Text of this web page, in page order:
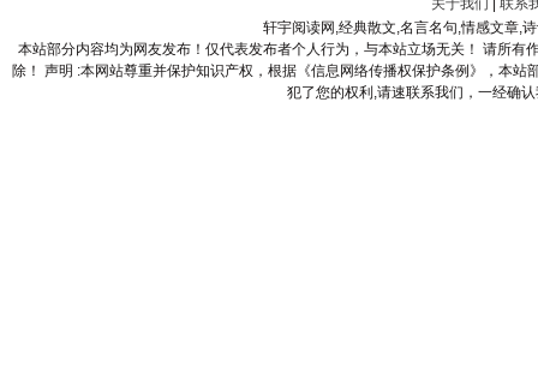
关于我们
联系
轩宇阅读网,经典散文,名言名句,情感文章,
本站部分内容均为网友发布！仅代表发布者个人行为，与本站立场无关！ 请所
除！ 声明 :本网站尊重并保护知识产权，根据《信息网络传播权保护条例》，本
犯了您的权利,请速联系我们，一经确